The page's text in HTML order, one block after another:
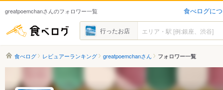
greatpoemchanさんのフォロワー一覧 食べログに
食べログ 行ったお店
食べログ レビュアーランキング greatpoemchanさん フォロワー一覧